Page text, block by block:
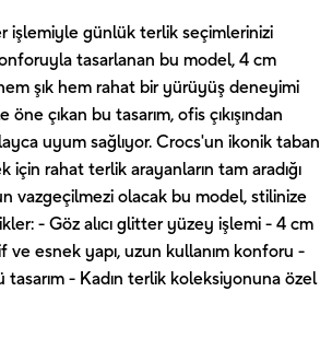
işlemiyle günlük terlik seçimlerinizi
tasarlanan bu model, 4 cm
şık hem rahat bir yürüyüş deneyimi
çıkan bu tasarım, ofis çıkışından
uyum sağlıyor. Crocs'un ikonik taban
rahat terlik arayanların tam aradığı
vazgeçilmezi olacak bu model, stilinize
- Göz alıcı glitter yüzey işlemi - 4 cm
esnek yapı, uzun kullanım konforu -
- Kadın terlik koleksiyonuna özel